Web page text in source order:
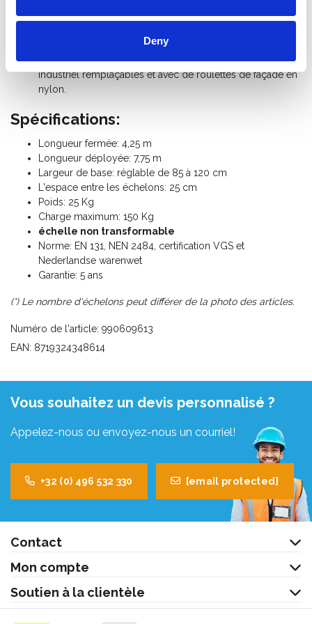
Deny
le profil de l'échelle.
avec profil antidérapant offre plus de confort de travail.
L'échelle est équipé avec des capuchons en caoutchouc
industriel remplaçables et avec de roulettes de façade en
nylon.
Spécifications:
Longueur fermée: 4,25 m
Longueur déployée: 7,75 m
Largeur de base: réglable de 85 à 120 cm
L'espace entre les échelons: 25 cm
Poids: 25 Kg
Charge maximum: 150 Kg
échelle non transformable
Norme: EN 131, NEN 2484, certification VGS et
Nederlandse warenwet
Garantie: 5 ans
(*) Le nombre d'échelons peut différer de la photo des articles.
Numéro de l'article: 990609613
EAN: 8719324348614
Vous souhaitez un devis personnalisé ?
Appelez-nous ou envoyez-nous un courriel!
+32 (0) 496 532 330 [email protected]
Contact
Mon compte
Soutien à la clientèle